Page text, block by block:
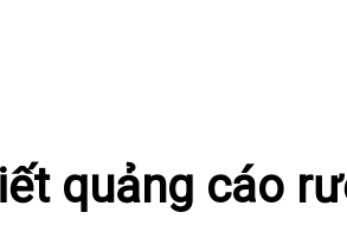
quảng cáo